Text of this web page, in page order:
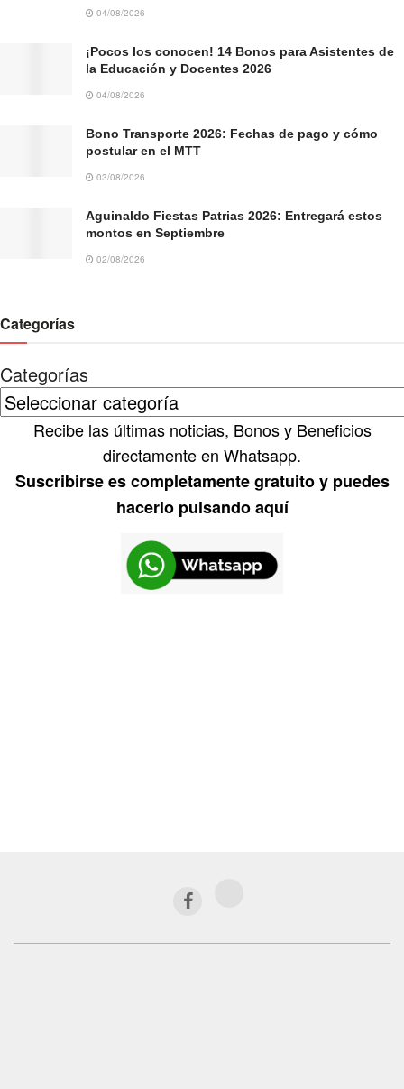
04/08/2026
¡Pocos los conocen! 14 Bonos para Asistentes de
la Educación y Docentes 2026
04/08/2026
Bono Transporte 2026: Fechas de pago y cómo
postular en el MTT
03/08/2026
Aguinaldo Fiestas Patrias 2026: Entregará estos
montos en Septiembre
02/08/2026
Categorías
Categorías
Recibe las últimas noticias, Bonos y Beneficios
directamente en Whatsapp.
Suscribirse es completamente gratuito y puedes
hacerlo pulsando aquí